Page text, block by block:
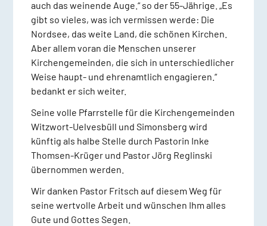
auch das weinende Auge.“ so der 55-Jährige. „Es
gibt so vieles, was ich vermissen werde: Die
Nordsee, das weite Land, die schönen Kirchen.
Aber allem voran die Menschen unserer
Kirchengemeinden, die sich in unterschiedlicher
Weise haupt- und ehrenamtlich engagieren.“
bedankt er sich weiter.
Seine volle Pfarrstelle für die Kirchengemeinden
Witzwort-Uelvesbüll und Simonsberg wird
künftig als halbe Stelle durch Pastorin Inke
Thomsen-Krüger und Pastor Jörg Reglinski
übernommen werden.
Wir danken Pastor Fritsch auf diesem Weg für
seine wertvolle Arbeit und wünschen Ihm alles
Gute und Gottes Segen.